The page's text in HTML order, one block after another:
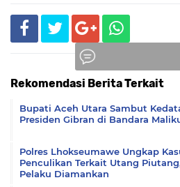
Rekomendasi Berita Terkait
Bupati Aceh Utara Sambut
Presiden Gibran di Bandara
Polres Lhokseumawe Ungkap
Penculikan Terkait Utang
Pelaku Diamankan